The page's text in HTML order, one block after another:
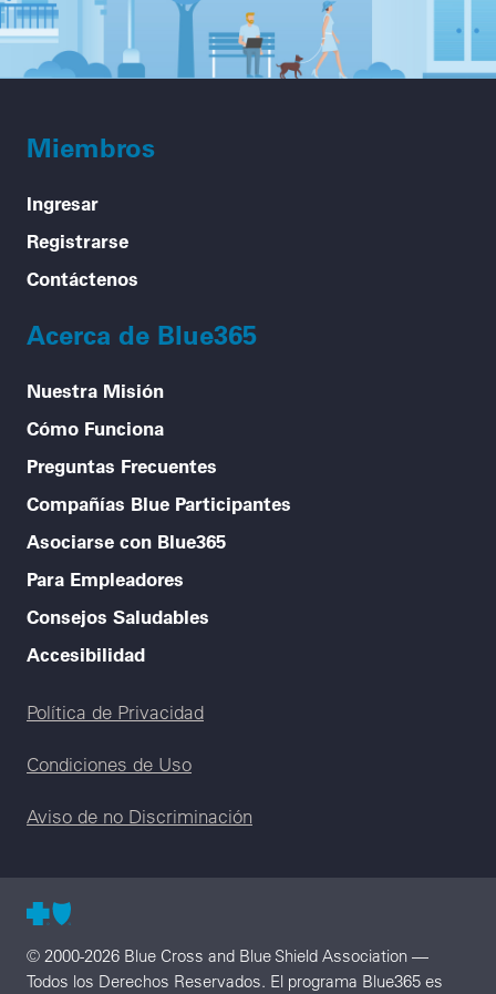
Miembros
Ingresar
Registrarse
Contáctenos
Acerca de Blue365
Nuestra Misión
Cómo Funciona
Preguntas Frecuentes
Compañías Blue Participantes
Asociarse con Blue365
Para Empleadores
Consejos Saludables
Accesibilidad
Legal menu
Política de Privacidad
Condiciones de Uso
Aviso de no Discriminación
© 2000-2026 Blue Cross and Blue Shield Association —
Todos los Derechos Reservados. El programa Blue365 es